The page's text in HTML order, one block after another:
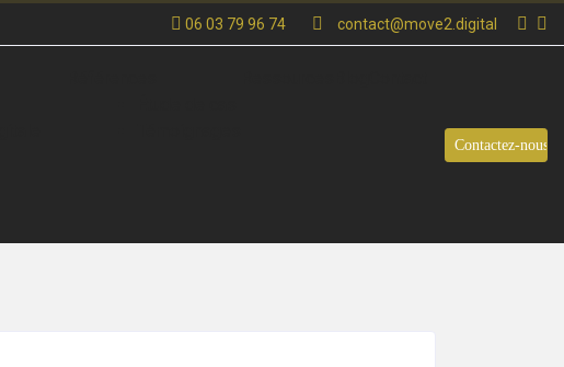
06 03 79 96 74 contact@move2.digital
Contactez-nous